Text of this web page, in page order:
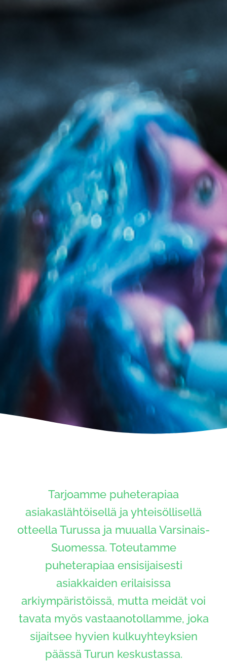
Tarjoamme puheterapiaa
asiakaslähtöisellä ja yhteisöllisellä
otteella Turussa ja muualla Varsinais-
Suomessa. Toteutamme
puheterapiaa ensisijaisesti
asiakkaiden erilaisissa
arkiympäristöissä, mutta meidät voi
tavata myös vastaanotollamme, joka
sijaitsee hyvien kulkuyhteyksien
päässä Turun keskustassa.